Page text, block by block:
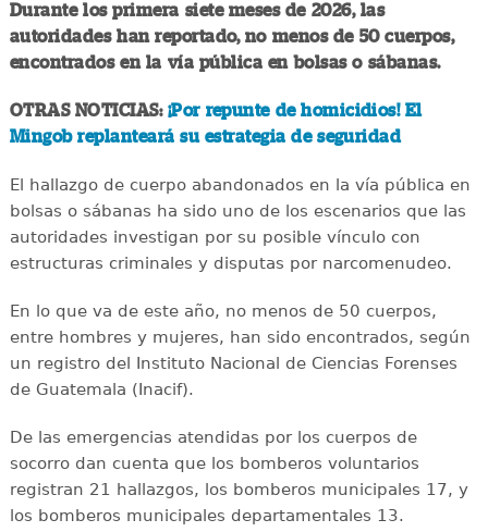
Durante los primera siete meses de 2026, las
autoridades han reportado, no menos de 50 cuerpos,
encontrados en la vía pública en bolsas o sábanas.
OTRAS NOTICIAS: ¡Por repunte de homicidios! El
Mingob replanteará su estrategia de seguridad
El hallazgo de cuerpo abandonados en la vía pública en
bolsas o sábanas ha sido uno de los escenarios que las
autoridades investigan por su posible vínculo con
estructuras criminales y disputas por narcomenudeo.
En lo que va de este año, no menos de 50 cuerpos,
entre hombres y mujeres, han sido encontrados, según
un registro del Instituto Nacional de Ciencias Forenses
de Guatemala (Inacif).
De las emergencias atendidas por los cuerpos de
socorro dan cuenta que los bomberos voluntarios
registran 21 hallazgos, los bomberos municipales 17, y
los bomberos municipales departamentales 13.